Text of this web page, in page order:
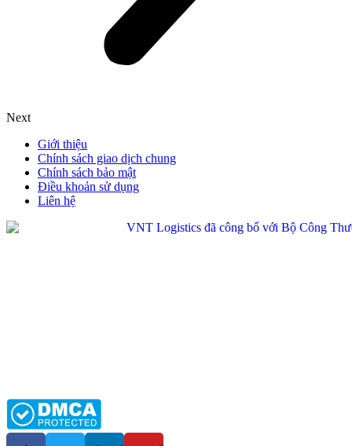
Next
Giới thiệu
Chính sách giao dịch chung
Chính sách bảo mật
Điều khoản sử dụng
Liên hệ